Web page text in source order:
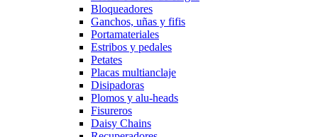
Bloqueadores
Ganchos, uñas y fifis
Portamateriales
Estribos y pedales
Petates
Placas multianclaje
Disipadoras
Plomos y alu-heads
Fisureros
Daisy Chains